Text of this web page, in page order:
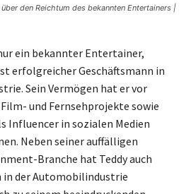
den Reichtum des bekannten Entertainers |
ein bekannter Entertainer,
erfolgreicher Geschäftsmann in
Sein Vermögen hat er vor
und Fernsehprojekte sowie
Influencer in sozialen Medien
Neben seiner auffälligen
Branche hat Teddy auch
der Automobilindustrie